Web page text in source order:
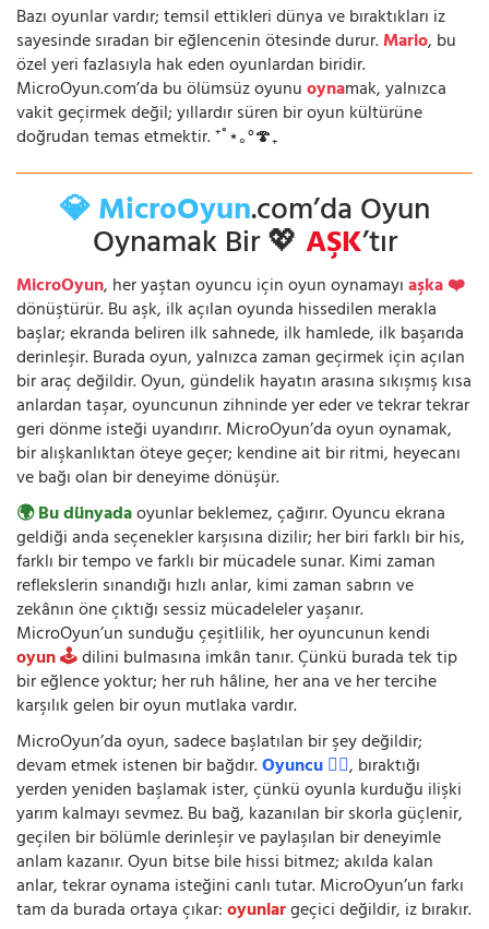
Bazı oyunlar vardır; temsil ettikleri dünya ve bıraktıkları iz
sayesinde sıradan bir eğlencenin ötesinde durur.Mario, bu
özel yeri fazlasıyla hak eden oyunlardan biridir.
MicroOyun.com’da bu ölümsüz oyunuoynamak, yalnızca
vakit geçirmek değil; yıllardır süren bir oyun kültürüne
doğrudan temas etmektir. ⁺˚⋆｡°🍄₊
💎 MicroOyun.com’da Oyun
Oynamak Bir 💖AŞK’tır
MicroOyun, her yaştan oyuncu için oyun oynamayıaşka ❤️
dönüştürür. Bu aşk, ilk açılan oyunda hissedilen merakla
başlar; ekranda beliren ilk sahnede, ilk hamlede, ilk başarıda
derinleşir. Burada oyun, yalnızca zaman geçirmek için açılan
bir araç değildir. Oyun, gündelik hayatın arasına sıkışmış kısa
anlardan taşar, oyuncunun zihninde yer eder ve tekrar tekrar
geri dönme isteği uyandırır. MicroOyun’da oyun oynamak,
bir alışkanlıktan öteye geçer; kendine ait bir ritmi, heyecanı
ve bağı olan bir deneyime dönüşür.
🌍 Bu dünyadaoyunlar beklemez, çağırır. Oyuncu ekrana
geldiği anda seçenekler karşısına dizilir; her biri farklı bir his,
farklı bir tempo ve farklı bir mücadele sunar. Kimi zaman
reflekslerin sınandığı hızlı anlar, kimi zaman sabrın ve
zekânın öne çıktığı sessiz mücadeleler yaşanır.
MicroOyun’un sunduğu çeşitlilik, her oyuncunun kendi
oyun 🕹️dilini bulmasına imkân tanır. Çünkü burada tek tip
bir eğlence yoktur; her ruh hâline, her ana ve her tercihe
karşılık gelen bir oyun mutlaka vardır.
MicroOyun’da oyun, sadece başlatılan bir şey değildir;
devam etmek istenen bir bağdır.Oyuncu 🧍‍♂️, bıraktığı
yerden yeniden başlamak ister, çünkü oyunla kurduğu ilişki
yarım kalmayı sevmez. Bu bağ, kazanılan bir skorla güçlenir,
geçilen bir bölümle derinleşir ve paylaşılan bir deneyimle
anlam kazanır. Oyun bitse bile hissi bitmez; akılda kalan
anlar, tekrar oynama isteğini canlı tutar. MicroOyun’un farkı
tam da burada ortaya çıkar:oyunlargeçici değildir, iz bırakır.